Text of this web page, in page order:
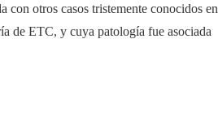
con otros casos tristemente conocidos en
de ETC, y cuya patología fue asociada